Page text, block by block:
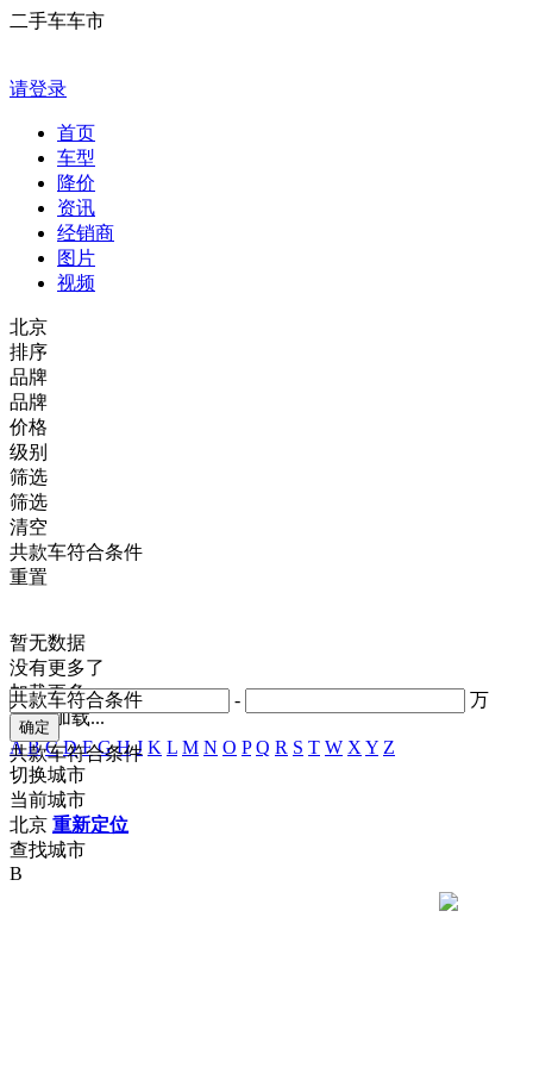
二手车车市
请登录
首页
车型
降价
资讯
经销商
图片
视频
北京
排序
品牌
品牌
价格
- 万
共款车符合条件
级别
共款车符合条件
筛选
筛选
清空
共款车符合条件
重置
暂无数据
没有更多了
加载更多
正在加载...
A B C D F G H J K L M N O P Q R S T W X Y Z
切换城市
当前城市
北京 重新定位
查找城市
B